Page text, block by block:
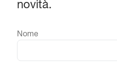
novità.
Nome